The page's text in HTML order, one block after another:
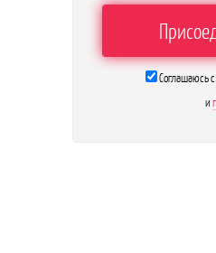
Соглашаюсь с
и